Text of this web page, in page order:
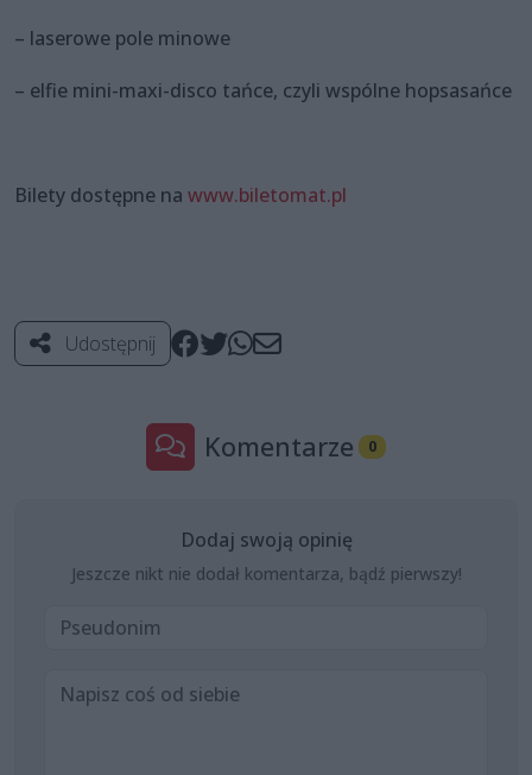
– laserowe pole minowe
– elfie mini-maxi-disco tańce, czyli wspólne hopsasańce
Bilety dostępne na www.biletomat.pl
Udostępnij
Komentarze 0
Dodaj swoją opinię
Jeszcze nikt nie dodał komentarza, bądź pierwszy!